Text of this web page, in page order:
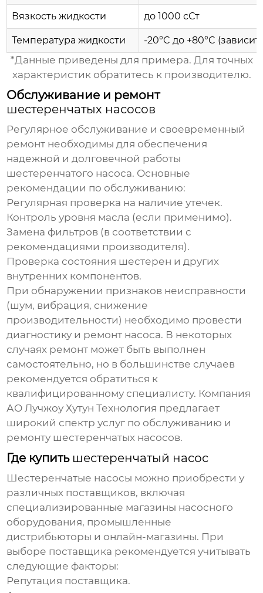
Вязкость жидкости до 1000 сСт
Температура жидкости -20°C до +80°C
*Данные приведены для примера. Для точных
характеристик обратитесь к производителю.
Обслуживание и ремонт
шестеренчатых насосов
Регулярное обслуживание и своевременный
ремонт необходимы для обеспечения
надежной и долговечной работы
шестеренчатого насоса. Основные
рекомендации по обслуживанию:
Регулярная проверка на наличие утечек.
Контроль уровня масла (если применимо).
Замена фильтров (в соответствии с
рекомендациями производителя).
Проверка состояния шестерен и других
внутренних компонентов.
При обнаружении признаков неисправности
(шум, вибрация, снижение
производительности) необходимо провести
диагностику и ремонт насоса. В некоторых
случаях ремонт может быть выполнен
самостоятельно, но в большинстве случаев
рекомендуется обратиться к
квалифицированному специалисту. Компания
АО Лучжоу Хутун Технология предлагает
широкий спектр услуг по обслуживанию и
ремонту шестеренчатых насосов.
Где купить шестеренчатый насос
Шестеренчатые насосы можно приобрести у
различных поставщиков, включая
специализированные магазины насосного
оборудования, промышленные
дистрибьюторы и онлайн-магазины. При
выборе поставщика рекомендуется учитывать
следующие факторы:
Репутация поставщика.